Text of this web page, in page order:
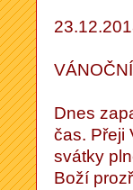
Dnes
čas. Přeji
svátky
Boží